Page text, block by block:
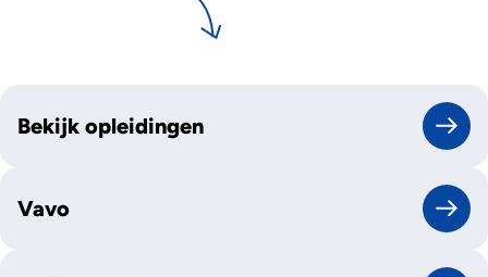
Bekijk opleidingen
Vavo